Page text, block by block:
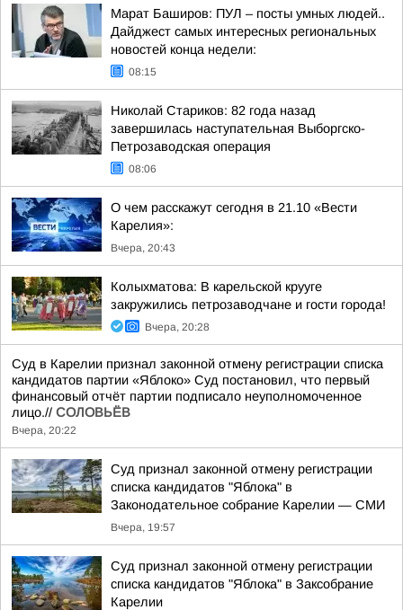
Марат Баширов: ПУЛ – посты умных людей..
Дайджест самых интересных региональных
новостей конца недели:
08:15
Николай Стариков: 82 года назад
завершилась наступательная Выборгско-
Петрозаводская операция
08:06
О чем расскажут сегодня в 21.10 «Вести
Карелия»:
Вчера, 20:43
Колыхматова: В карельской крууге
закружились петрозаводчане и гости города!
Вчера, 20:28
Суд в Карелии признал законной отмену регистрации списка
кандидатов партии «Яблоко» Суд постановил, что первый
финансовый отчёт партии подписало неуполномоченное
лицо.// СОЛОВЬЁВ
Вчера, 20:22
Суд признал законной отмену регистрации
списка кандидатов "Яблока" в
Законодательное собрание Карелии — СМИ
Вчера, 19:57
Суд признал законной отмену регистрации
списка кандидатов "Яблока" в Заксобрание
Карелии